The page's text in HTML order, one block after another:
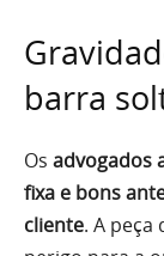
barra
Os advogados
fixa e bons
cliente. A peça